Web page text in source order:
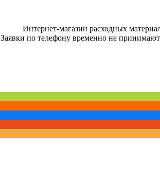
Интернет-магазин расходных
Заявки по телефону временно не